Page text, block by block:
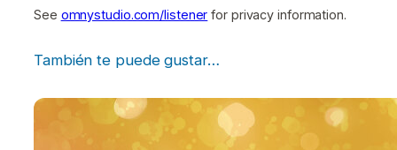
See omnystudio.com/listener for privacy information.
También te puede gustar…